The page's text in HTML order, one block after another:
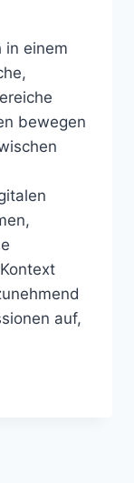
in einem
bewegen
auf,